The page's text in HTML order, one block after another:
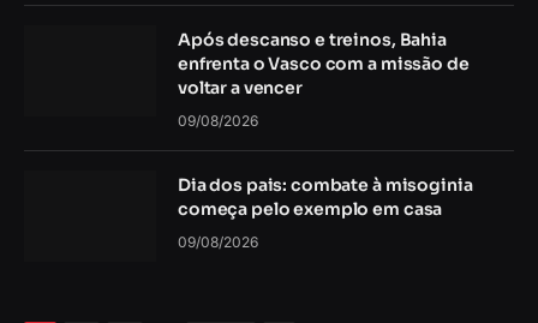
Após descanso e treinos, Bahia
enfrenta o Vasco com a missão de
voltar a vencer
09/08/2026
Dia dos pais: combate à misoginia
começa pelo exemplo em casa
09/08/2026